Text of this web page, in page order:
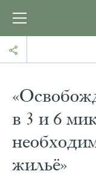
в 3 и 6
жильё»